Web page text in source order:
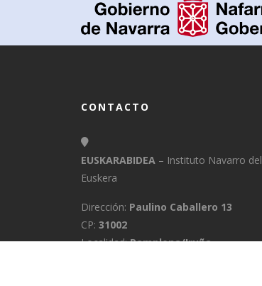
CONTACTO
EUSKARABIDEA – Instituto Navarro del
Euskera
Dirección: Paulino Caballero 13
CP: 31002
Localidad:Pamplona/Iruña